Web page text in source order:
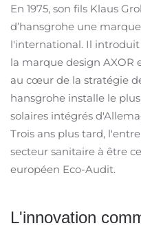
En 1975, son fils Klaus
d’hansgrohe une
l'international. Il
la marque design AXOR
au cœur de la stratégie
hansgrohe installe le
solaires intégrés
Trois ans plus tard,
secteur sanitaire à être
européen Eco-Audit.
L'innovation